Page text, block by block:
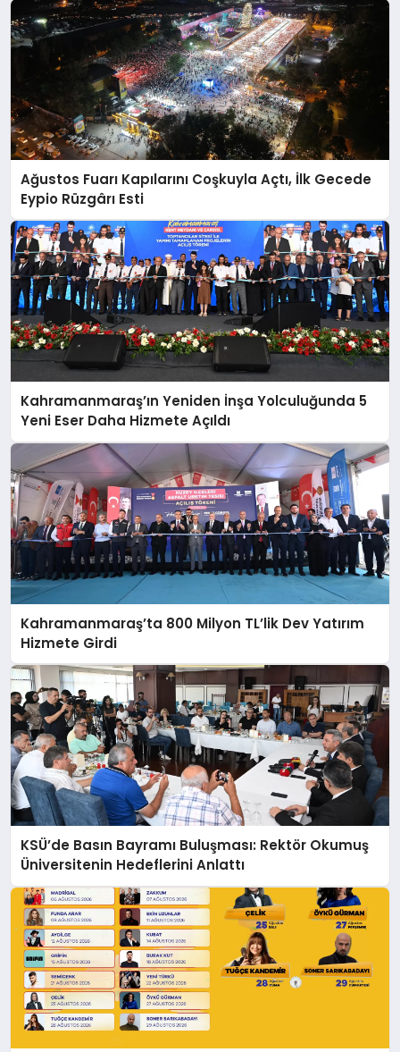
Ağustos Fuarı Kapılarını Coşkuyla Açtı, İlk Gecede
Eypio Rüzgârı Esti
Kahramanmaraş’ın Yeniden İnşa Yolculuğunda 5
Yeni Eser Daha Hizmete Açıldı
Kahramanmaraş’ta 800 Milyon TL’lik Dev Yatırım
Hizmete Girdi
KSÜ’de Basın Bayramı Buluşması: Rektör Okumuş
Üniversitenin Hedeflerini Anlattı